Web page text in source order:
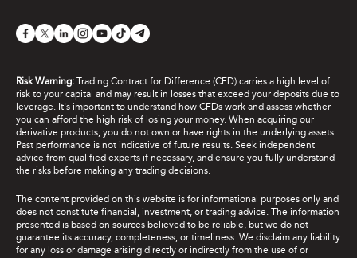
Risk Warning: Trading Contract for Difference (CFD) carries a high level of
risk to your capital and may result in losses that exceed your deposits due to
leverage. It's important to understand how CFDs work and assess whether
you can afford the high risk of losing your money. When acquiring our
derivative products, you do not own or have rights in the underlying assets.
Past performance is not indicative of future results. Seek independent
advice from qualified experts if necessary, and ensure you fully understand
the risks before making any trading decisions.
The content provided on this website is for informational purposes only and
does not constitute financial, investment, or trading advice. The information
presented is based on sources believed to be reliable, but we do not
guarantee its accuracy, completeness, or timeliness. We disclaim any liability
for any loss or damage arising directly or indirectly from the use of or